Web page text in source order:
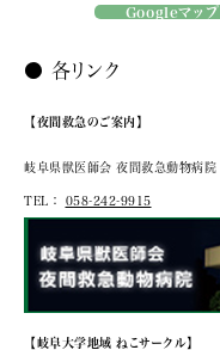
Googleマップ
● 各リンク
【夜間救急のご案内】
岐阜県獣医師会 夜間救急動物病院
TEL： 058-242-9915
【岐阜大学地域 ねこサークル】